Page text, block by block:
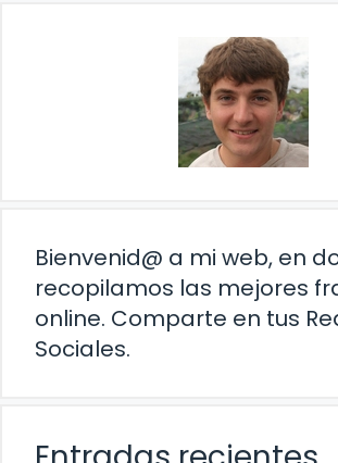
Bienvenid@ a mi web, en
recopilamos las mejores
online. Comparte en tus
Sociales.